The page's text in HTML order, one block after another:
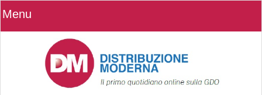
Menu